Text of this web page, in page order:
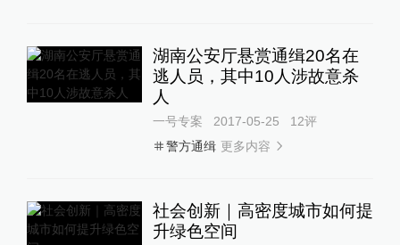
湖南公安厅悬赏通缉20名在
逃人员，其中10人涉故意杀
人
一号专案 2017-05-25 12评
警方通缉 更多内容
社会创新｜高密度城市如何提
升绿色空间